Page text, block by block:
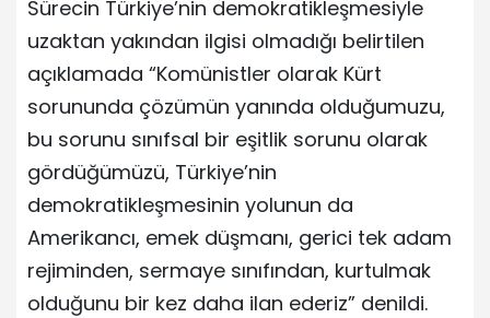
Sürecin Türkiye’nin demokratikleşmesiyle
uzaktan yakından ilgisi olmadığı belirtilen
açıklamada “Komünistler olarak Kürt
sorununda çözümün yanında olduğumuzu,
bu sorunu sınıfsal bir eşitlik sorunu olarak
gördüğümüzü, Türkiye’nin
demokratikleşmesinin yolunun da
Amerikancı, emek düşmanı, gerici tek adam
rejiminden, sermaye sınıfından, kurtulmak
olduğunu bir kez daha ilan ederiz” denildi.